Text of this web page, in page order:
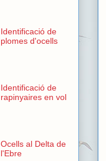
Identificació de
plomes d'ocells
Identificació de
rapinyaires en vol
Ocells al Delta de
l'Ebre